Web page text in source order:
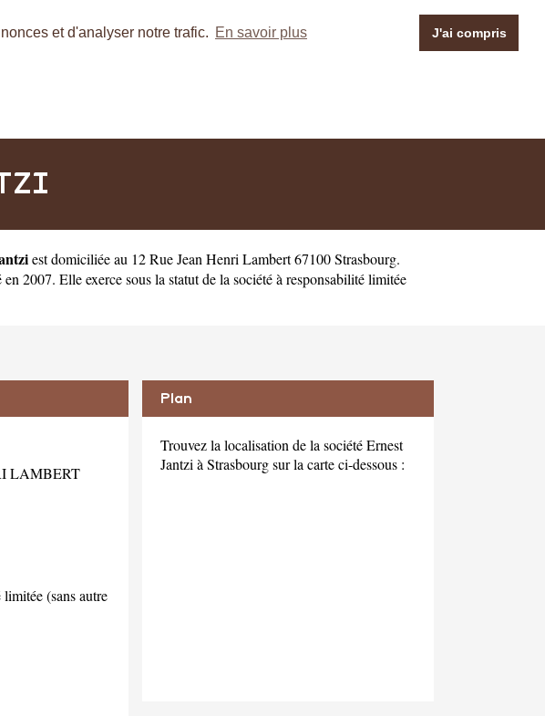
et d'analyser notre trafic. En savoir plus J'ai compris
est domiciliée au 12 Rue Jean Henri Lambert 67100 Strasbourg.
2007. Elle exerce sous la statut de la société à responsabilité limitée
LAMBERT
(sans autre
Plan
Trouvez la localisation de la société Ernest
Jantzi à Strasbourg sur la carte ci-dessous :